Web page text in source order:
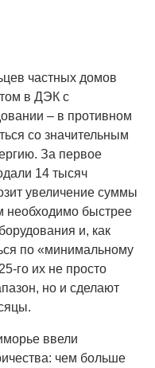
частных домов
в ДЭК с
– в противном
со значительным
За первое
14 тысяч
увеличение суммы
необходимо быстрее
и, как
по «минимальному
го их не просто
но и сделают
ввели
чем больше